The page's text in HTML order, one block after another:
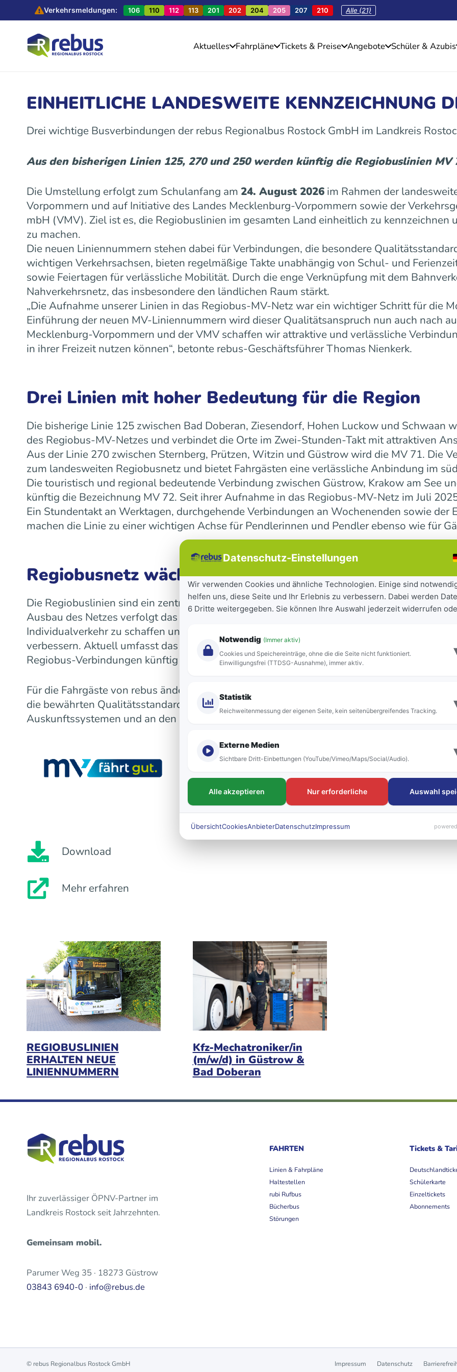
Verkehrsmeldungen: 106 110 112 113 201 202 204 205 207 210 Alle (21)
Aktuelles Fahrpläne Tickets & Preise Angebote Schüler & Azubis
EINHEITLICHE LANDESWEITE KENNZEICHNUNG
Drei wichtige Busverbindungen der rebus Regionalbus Rostock GmbH im Landkreis
Aus den bisherigen Linien 125, 270 und 250 werden künftig die Regiobuslinien MV
Die Umstellung erfolgt zum Schulanfang am 24. August 2026 im Rahmen der
Vorpommern und auf Initiative des Landes Mecklenburg-Vorpommern sowie der
mbH (VMV). Ziel ist es, die Regiobuslinien im gesamten Land einheitlich zu kennzeichnen
zu machen.
Die neuen Liniennummern stehen dabei für Verbindungen, die besondere
wichtigen Verkehrsachsen, bieten regelmäßige Takte unabhängig von Schul- und
sowie Feiertagen für verlässliche Mobilität. Durch die enge Verknüpfung mit dem
Nahverkehrsnetz, das insbesondere den ländlichen Raum stärkt.
„Die Aufnahme unserer Linien in das Regiobus-MV-Netz war ein wichtiger Schritt für die
Einführung der neuen MV-Liniennummern wird dieser Qualitätsanspruch nun auch nach
Mecklenburg-Vorpommern und der VMV schaffen wir attraktive und verlässliche
in ihrer Freizeit nutzen können“, betonte rebus-Geschäftsführer Thomas Nienkerk.
Drei Linien mit hoher Bedeutung für die Region
Die bisherige Linie 125 zwischen Bad Doberan, Ziesendorf, Hohen Luckow und Schwaan
des Regiobus-MV-Netzes und verbindet die Orte im Zwei-Stunden-Takt mit attraktiven
Aus der Linie 270 zwischen Sternberg, Prützen, Witzin und Güstrow wird die MV 71. Die
zum landesweiten Regiobusnetz und bietet Fahrgästen eine verlässliche Anbindung im
Die touristisch und regional bedeutende Verbindung zwischen Güstrow, Krakow am See
künftig die Bezeichnung MV 72. Seit ihrer Aufnahme in das Regiobus-MV-Netz im Juli
Ein Stundentakt an Werktagen, durchgehende Verbindungen an Wochenenden sowie der
machen die Linie zu einer wichtigen Achse für Pendlerinnen und Pendler ebenso wie für
Regiobusnetz wächst landesweit weiter
Die Regiobuslinien sind ein zentraler Bestandteil der seit 2023 laufenden
Ausbau des Netzes verfolgt das Land das Ziel, Städte und Gemeinden besser
Individualverkehr zu schaffen und die Mobilität für Bürgerinnen und Bürger sowie
verbessern. Aktuell umfasst das landesweite Netz 16 Regiobuslinien. Die neuen MV-
Regiobus-Verbindungen künftig auf einen Blick zu erkennen.
Für die Fahrgäste von rebus ändert sich mit der Umstellung vor allem die Bezeichnung
die bewährten Qualitätsstandards bleiben bestehen. Die neuen Liniennummern werden
Auskunftssystemen und an den Fahrzeugen sichtbar sein.
Download
Mehr erfahren
REGIOBUSLINIEN
ERHALTEN NEUE
LINIENNUMMERN
Kfz-Mechatroniker/in
(m/w/d) in Güstrow &
Bad Doberan
Ihr zuverlässiger ÖPNV-Partner im
Landkreis Rostock seit Jahrzehnten.
Gemeinsam mobil.
Parumer Weg 35 · 18273 Güstrow
03843 6940-0 · info@rebus.de
FAHRTEN
Linien & Fahrpläne
Haltestellen
rubi Rufbus
Bücherbus
Störungen
Tickets &
Schülerkarte
Einzeltickets
Abonnements
© rebus Regionalbus Rostock GmbH Impressum Datenschutz
Datenschutz-Einstellungen
Wir verwenden Cookies und ähnliche Technologien. Einige sind
helfen uns, diese Seite und Ihr Erlebnis zu verbessern. Dabei werden
6 Dritte weitergegeben. Sie können Ihre Auswahl jederzeit widerrufen
Notwendig (Immer aktiv)
Cookies und Speichereinträge, ohne die die Seite nicht funktioniert.
Einwilligungsfrei (TTDSG-Ausnahme), immer aktiv.
Statistik
Reichweitenmessung der eigenen Seite, kein seitenübergreifendes Tracking.
Externe Medien
Sichtbare Dritt-Einbettungen (YouTube/Vimeo/Maps/Social/Audio).
Alle akzeptieren Nur erforderliche Auswahl
ÜbersichtCookiesAnbieterDatenschutzImpressum